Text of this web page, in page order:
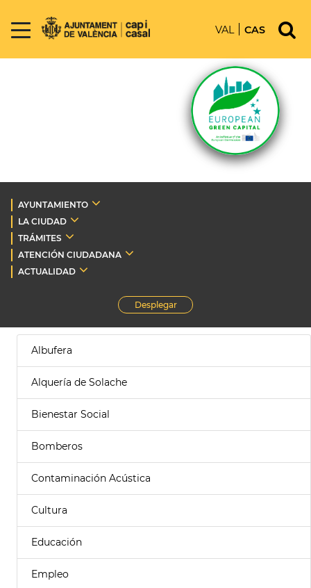
VAL CAS
AYUNTAMIENTO
LA CIUDAD
TRÁMITES
ATENCIÓN CIUDADANA
ACTUALIDAD
Desplegar
Albufera
Alquería de Solache
Bienestar Social
Bomberos
Contaminación Acústica
Cultura
Educación
Empleo